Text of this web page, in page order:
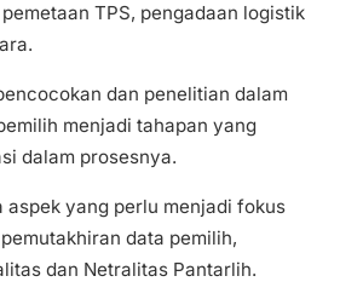
TPS, pengadaan logistik
dan penelitian dalam
menjadi tahapan yang
dalam prosesnya.
aspek yang perlu menjadi fokus
data pemilih,
dan Netralitas Pantarlih.